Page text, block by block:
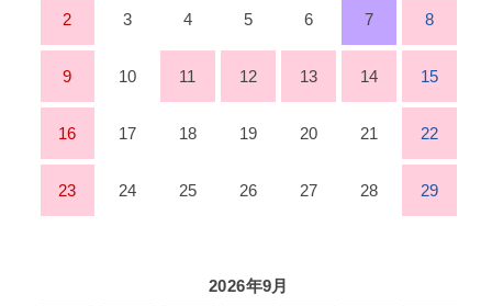
2 3 4 5 6 7 8
9 10 11 12 13 14 15
16 17 18 19 20 21 22
23 24 25 26 27 28 29
2026年9月